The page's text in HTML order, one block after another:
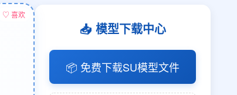
♡ 喜欢
📥 模型下载中心
📦 免费下载SU模型文件